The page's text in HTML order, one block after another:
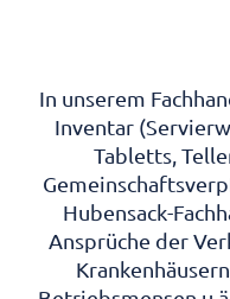
In unserem
Inventar
Tabletts,
Hubensack-
Ansprüche der